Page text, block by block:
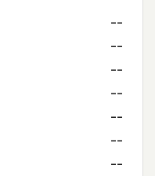
--
--
--
--
--
--
--